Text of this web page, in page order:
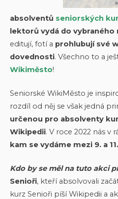
absolventů seniorských
lektorů vydá do vybraného
editují, fotí a prohlubují své
dovednosti. Všechno to a
Wikiměsto!
Seniorské WikiMěsto je
rozdíl od něj se však jedná
určenou pro absolventy
Wikipedii. V roce 2022 nás v
kam se vydáme mezi 9. a
Kdo by se měl na tuto akci
Senioři, kteří absolvovali
kurz Senioři píší Wikipedii a